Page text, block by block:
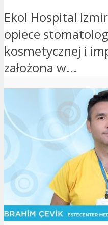
Ekol Hospital
opiece
kosmetycznej i
założona w...